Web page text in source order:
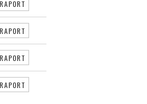
RAPORT
RAPORT
RAPORT
RAPORT